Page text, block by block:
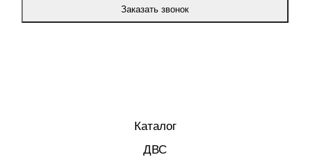
Заказать звонок
Каталог
ДВС